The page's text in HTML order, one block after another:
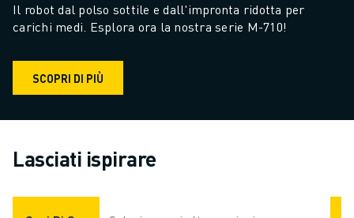
Il robot dal polso sottile e dall'impronta ridotta per
carichi medi. Esplora ora la nostra serie M-710!
SCOPRI DI PIÙ
Lasciati ispirare